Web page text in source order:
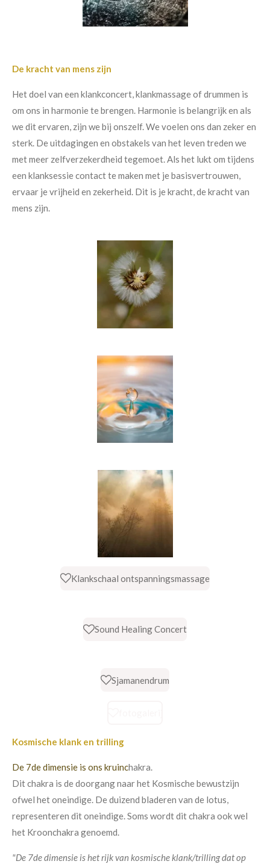
De kracht van mens zijn
Het doel van een klankconcert, klankmassage of drummen is
om ons in harmonie te brengen. Harmonie is belangrijk en als
we dit ervaren, zijn we bij onszelf. We voelen ons dan zeker en
sterk. De uitdagingen en obstakels van het leven treden we
met meer zelfverzekerdheid tegemoet. Als het lukt om tijdens
een klanksessie contact te maken met je basisvertrouwen,
ervaar je vrijheid en zekerheid. Dit is je kracht, de kracht van
mens zijn.
Klankschaal ontspanningsmassage
Sound Healing Concert
Sjamanendrum
Kosmische klank en trilling
De 7de dimensie is ons kruinchakra.
Dit chakra is de doorgang naar het Kosmische bewustzijn
ofwel het oneindige. De duizend bladeren van de lotus,
representeren dit oneindige. Soms wordt dit chakra ook wel
het Kroonchakra genoemd.
"De 7de dimensie is het rijk van kosmische klank/trilling dat op